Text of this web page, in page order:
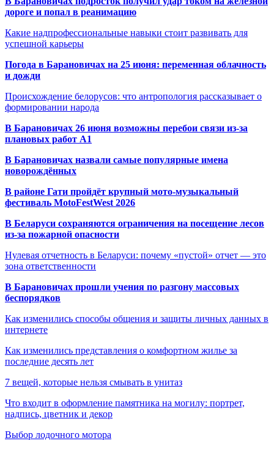
дороге и попал в реанимацию
Какие надпрофессиональные навыки стоит развивать для
успешной карьеры
Погода в Барановичах на 25 июня: переменная облачность
и дожди
Происхождение белорусов: что антропология рассказывает о
формировании народа
В Барановичах 26 июня возможны перебои связи из-за
плановых работ A1
В Барановичах назвали самые популярные имена
новорождённых
В районе Гати пройдёт крупный мото-музыкальный
фестиваль MotoFestWest 2026
В Беларуси сохраняются ограничения на посещение лесов
из-за пожарной опасности
Нулевая отчетность в Беларуси: почему «пустой» отчет — это
зона ответственности
В Барановичах прошли учения по разгону массовых
беспорядков
Как изменились способы общения и защиты личных данных в
интернете
Как изменились представления о комфортном жилье за
последние десять лет
7 вещей, которые нельзя смывать в унитаз
Что входит в оформление памятника на могилу: портрет,
надпись, цветник и декор
Выбор лодочного мотора